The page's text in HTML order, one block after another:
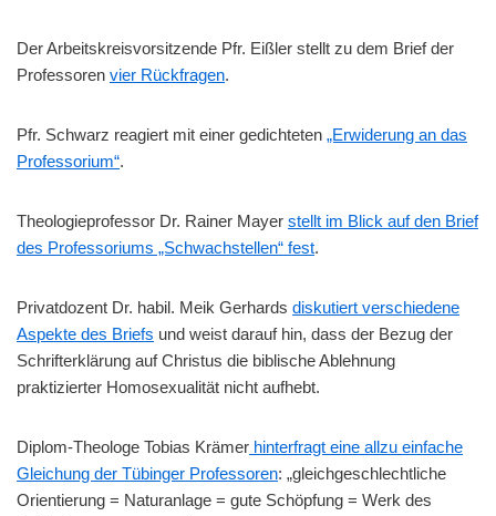
Der Arbeitskreisvorsitzende Pfr. Eißler stellt zu dem Brief der
Professoren vier Rückfragen.
Pfr. Schwarz reagiert mit einer gedichteten „Erwiderung an das
Professorium“.
Theologieprofessor Dr. Rainer Mayer stellt im Blick auf den Brief
des Professoriums „Schwachstellen“ fest.
Privatdozent Dr. habil. Meik Gerhards diskutiert verschiedene
Aspekte des Briefs und weist darauf hin, dass der Bezug der
Schrifterklärung auf Christus die biblische Ablehnung
praktizierter Homosexualität nicht aufhebt.
Diplom-Theologe Tobias Krämer hinterfragt eine allzu einfache
Gleichung der Tübinger Professoren: „gleichgeschlechtliche
Orientierung = Naturanlage = gute Schöpfung = Werk des